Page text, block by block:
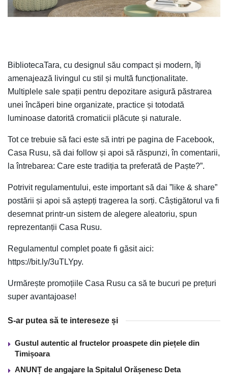
BibliotecaTara, cu designul său compact și modern, îți
amenajează livingul cu stil și multă funcționalitate.
Multiplele sale spații pentru depozitare asigură păstrarea
unei încăperi bine organizate, practice și totodată
luminoase datorită cromaticii plăcute și naturale.
Tot ce trebuie să faci este să intri pe pagina de Facebook,
Casa Rusu, să dai follow și apoi să răspunzi, în comentarii,
la întrebarea: Care este tradiția ta preferată de Paște?”.
Potrivit regulamentului, este important să dai ”like & share”
postării și apoi să aștepți tragerea la sorți. Câștigătorul va fi
desemnat printr-un sistem de alegere aleatoriu, spun
reprezentanții Casa Rusu.
Regulamentul complet poate fi găsit aici:
https://bit.ly/3uTLYpy.
Urmărește promoțiile Casa Rusu ca să te bucuri pe prețuri
super avantajoase!
S-ar putea să te intereseze și
Gustul autentic al fructelor proaspete din piețele din
Timișoara
ANUNȚ de angajare la Spitalul Orășenesc Deta